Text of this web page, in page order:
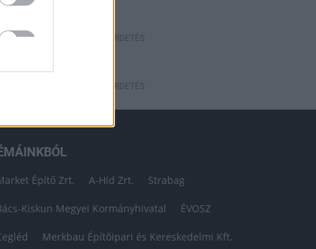
HIRDETÉS
HIRDETÉS
Építő Zrt. A-Híd Zrt. Strabag
Kiskun Megyei Kormányhivatal ÉVOSZ
Merkbau Építőipari és Kereskedelmi Kft.